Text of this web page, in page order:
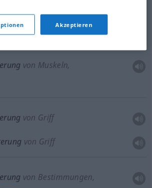
von Erdreich
von Muskeln,
von Griff
von Griff
von Bestimmungen,
Akzeptieren